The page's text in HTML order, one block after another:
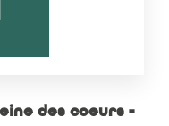
des coeurs -